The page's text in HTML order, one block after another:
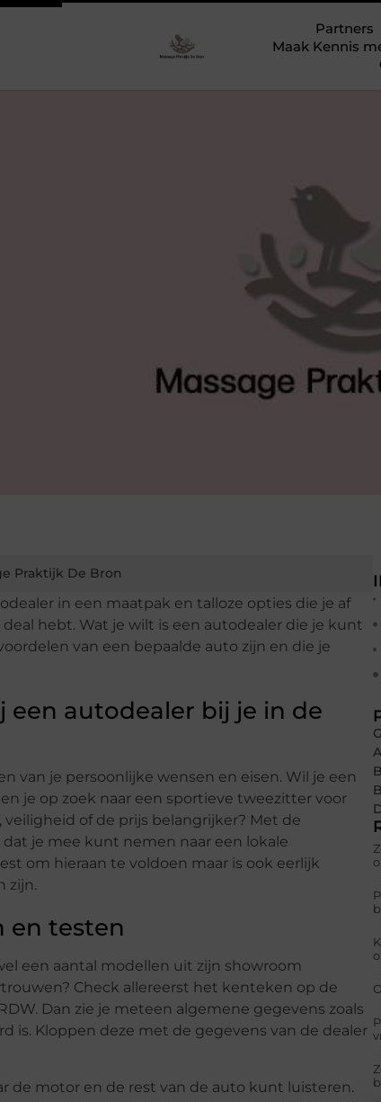
Partners
Maak Kennis
Praktijk De Bron
in een maatpak en talloze opties die je af
hebt. Wat je wilt is een autodealer die je kunt
van een bepaalde auto zijn en die je
een autodealer bij je in de
van je persoonlijke wensen en eisen. Wil je een
je op zoek naar een sportieve tweezitter voor
of de prijs belangrijker? Met de
je mee kunt nemen naar een lokale
om hieraan te voldoen maar is ook eerlijk
zijn.
en testen
een aantal modellen uit zijn showroom
Check allereerst het kenteken op de
Dan zie je meteen algemene gegevens zoals
is. Kloppen deze met de gegevens van de dealer
de motor en de rest van de auto kunt luisteren.